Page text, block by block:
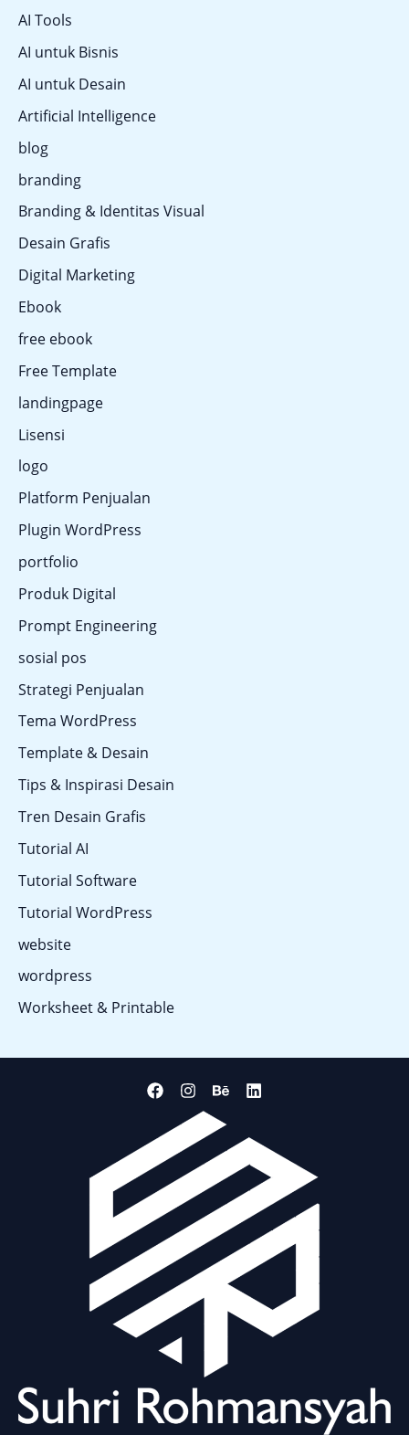
AI Tools
AI untuk Bisnis
AI untuk Desain
Artificial Intelligence
blog
branding
Branding & Identitas Visual
Desain Grafis
Digital Marketing
Ebook
free ebook
Free Template
landingpage
Lisensi
logo
Platform Penjualan
Plugin WordPress
portfolio
Produk Digital
Prompt Engineering
sosial pos
Strategi Penjualan
Tema WordPress
Template & Desain
Tips & Inspirasi Desain
Tren Desain Grafis
Tutorial AI
Tutorial Software
Tutorial WordPress
website
wordpress
Worksheet & Printable